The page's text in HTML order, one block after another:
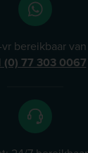
bereikbaar
(0) 77 303 0067